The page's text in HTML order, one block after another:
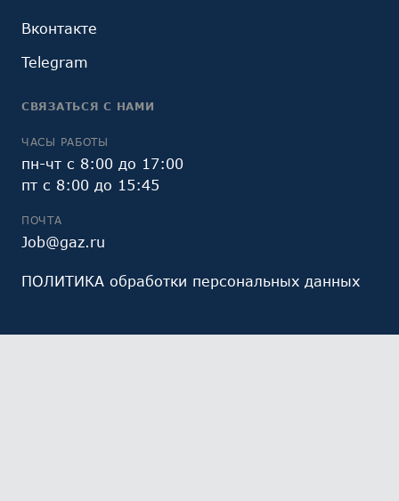
Вконтакте
Telegram
СВЯЗАТЬСЯ С НАМИ
ЧАСЫ РАБОТЫ
пн-чт с 8:00 до 17:00
пт с 8:00 до 15:45
ПОЧТА
Job@gaz.ru
ПОЛИТИКА обработки персональных данных